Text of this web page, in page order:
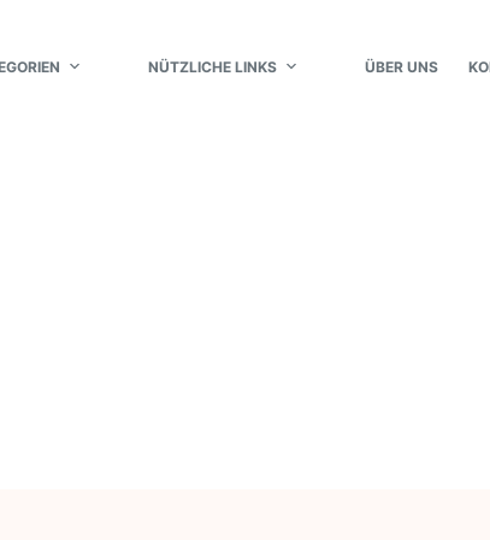
NÜTZLICHE LINKS ÜBER UNS